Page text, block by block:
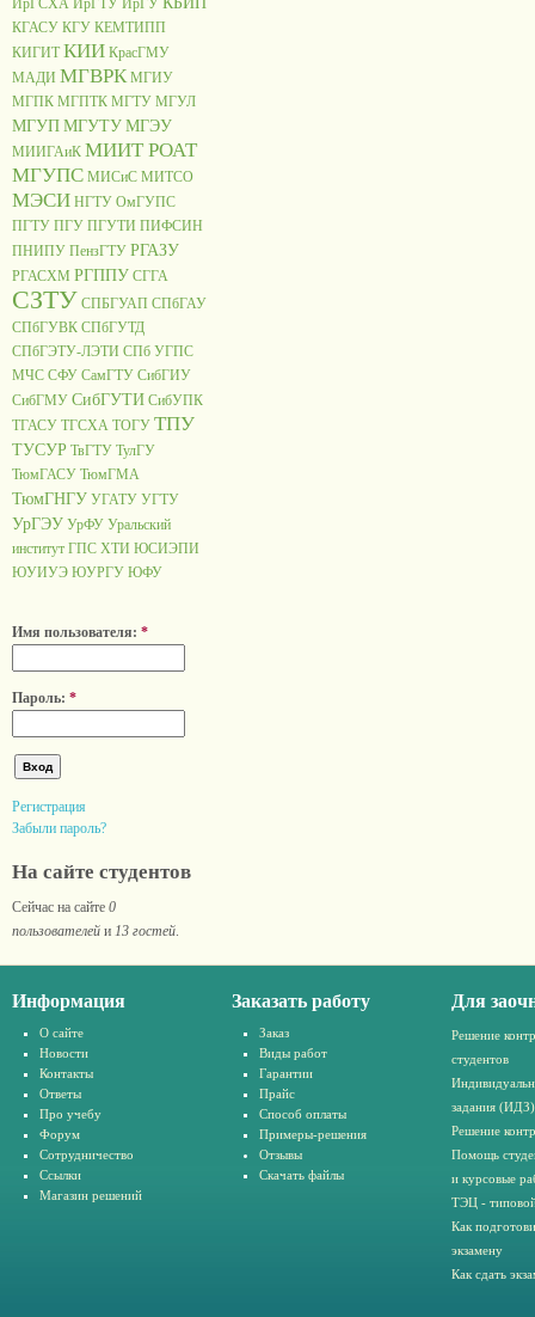
ИрГСХА ИрГТУ ИрГУ
КГАСУ КГУ КЕМТИПП
КИГИТ КИИ КрасГМУ
МАДИ МГВРК МГИУ
МГПК МГПТК МГТУ МГУЛ
МГУПМГУТУМГЭУ
МИИГАиК МИИТ РОАТ
МГУПС МИСиС МИТСО
МЭСИ НГТУ ОмГУПС
ПГТУ ПГУ ПГУТИ ПИФСИН
ПНИПУ ПензГТУ РГАЗУ
РГАСХМ РГППУ СГГА
СЗТУ СПБГУАП СПбГАУ
СПбГУВК СПбГУТД
СПбГЭТУ-ЛЭТИ СПб УГПС
МЧС СФУ СамГТУ СибГИУ
СибГМУ СибГУТИ СибУПК
ТГАСУ ТГСХА ТОГУ ТПУ
ТУСУР ТвГТУ ТулГУ
ТюмГАСУ ТюмГМА
ТюмГНГУ УГАТУ УГТУ
УрГЭУ УрФУ Уральский
институт ГПС ХТИ ЮСИЭПИ
ЮУИУЭ ЮУРГУ ЮФУ
Имя пользователя: *
Пароль: *
Регистрация
Забыли пароль?
На сайте студентов
Сейчас на сайте 0
пользователей и 13 гостей
Информация
О сайте
Новости
Контакты
Ответы
Про учебу
Форум
Сотрудничество
Ссылки
Магазин решений
Заказать работу
Заказ
Виды работ
Гарантии
Прайс
Способ оплаты
Примеры-решения
Отзывы
Скачать файлы
Для
Решение
студентов
задания (ИДЗ)
Решение
Помощь
и курсовые
ТЭЦ -
Как
экзамену
Как сдать